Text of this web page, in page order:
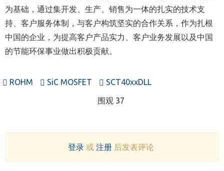
为基础，通过集开发、生产、销售为一体的扎实的技术支
持、客户服务体制，与客户构筑坚实的合作关系，作为扎根
中国的企业，为提高客户产品实力、客户业务发展以及中国
的节能环保事业做出积极贡献。
ROHM SiC MOSFET SCT40xxDLL
围观 37
登录或 注册后发表评论